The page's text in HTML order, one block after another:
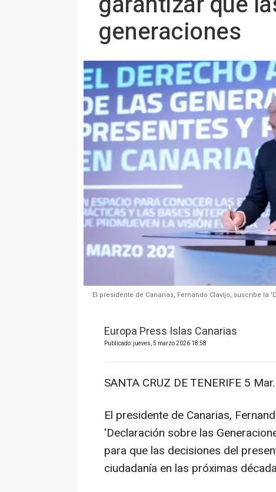
generaciones
El presidente de Canarias, Fernando Clavijo, suscribe
Europa Press Islas Canarias
Publicado: jueves, 5 marzo 2026 18:58
SANTA CRUZ DE TENERIFE 5
El presidente de Canarias,
'Declaración sobre las
para que las decisiones del
ciudadanía en las próximas